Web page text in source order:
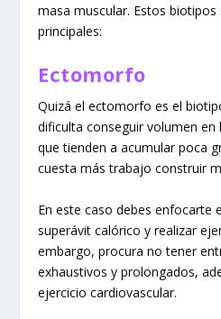
masa muscular. Estos
principales:
Ectomorfo
Quizá el ectomorfo es el
dificulta conseguir volumen
que tienden a acumular poca
cuesta más trabajo construir
En este caso debes enfocarte
superávit calórico y realizar
embargo, procura no tener
exhaustivos y prolongados,
ejercicio cardiovascular.